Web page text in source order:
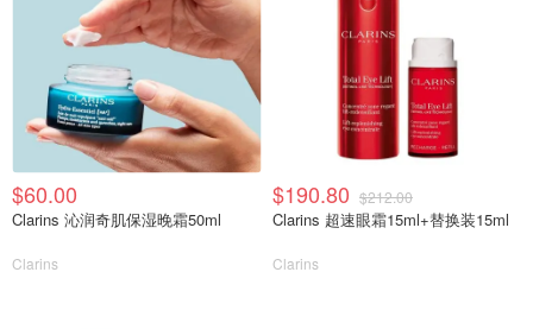
$60.00
Clarins 沁润奇肌保湿晚霜50ml
Clarins
$190.80 $212.00
Clarins 超速眼霜15ml+替换装15ml
Clarins